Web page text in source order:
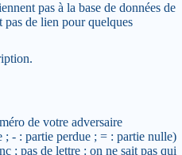
pas à la base de données de
de lien pour quelques
de votre adversaire
; - : partie perdue ; = : partie nulle)
; pas de lettre : on ne sait pas qui